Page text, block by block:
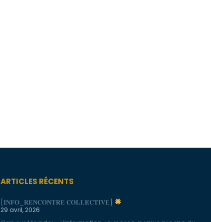
ARTICLES RÉCENTS
[𝐈𝐍𝐅𝐎_𝐑𝐄𝐍𝐂𝐎𝐍𝐓𝐑𝐄 𝐂𝐎𝐋𝐋𝐄𝐂𝐓𝐈𝐕𝐄]
29 avril, 2026